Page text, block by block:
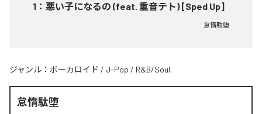
1 ： 悪い子になるの (feat. 重音テト) [Sped Up]
怠惰駄堕
ジャンル： ボーカロイド / J-Pop / R&B/Soul
怠惰駄堕